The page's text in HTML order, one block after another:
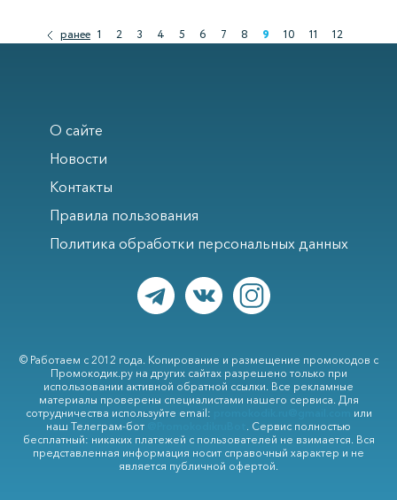
ранее 1 2 3 4 5 6 7 8 9 10 11 12
О сайте
Новости
Контакты
Правила пользования
Политика обработки персональных данных
© Работаем с 2012 года. Копирование и размещение промокодов с
Промокодик.ру на других сайтах разрешено только при
использовании активной обратной ссылки. Все рекламные
материалы проверены специалистами нашего сервиса. Для
сотрудничества используйте email:
или
наш Телеграм-бот
. Сервис полностью
бесплатный: никаких платежей с пользователей не взимается. Вся
представленная информация носит справочный характер и не
является публичной офертой.